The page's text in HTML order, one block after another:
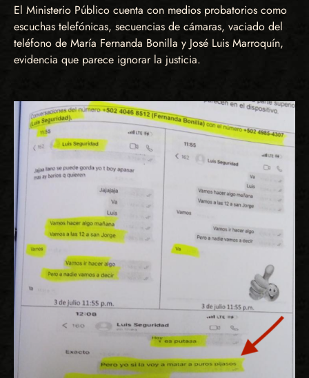
El Ministerio Público cuenta con medios probatorios como
escuchas telefónicas, secuencias de cámaras, vaciado del
teléfono de María Fernanda Bonilla y José Luis Marroquín,
evidencia que parece ignorar la justicia.